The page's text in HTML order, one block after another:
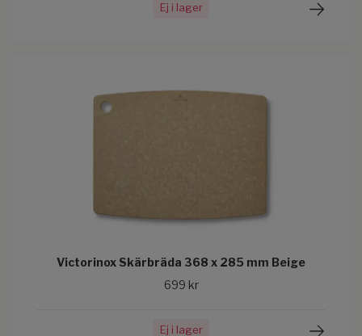
Ej i lager
Victorinox Skärbräda 368 x 285 mm Beige
699 kr
Ej i lager